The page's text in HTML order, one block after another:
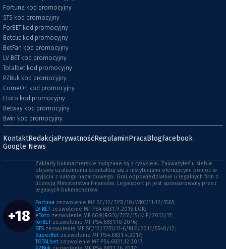
Fortuna kod promocyjny
STS kod promocyjny
ForBET kod promocyjny
Betclic kod promocyjny
BetFan kod promocyjny
LV BET kod promocyjny
Totalbet kod promocyjny
PZBuk kod promocyjny
ComeOn kod promocyjny
Etoto kod promocyjny
Betway kod promocyjny
Bwin kod promocyjny
KontaktRedakcjaPrywatnośćRegulaminPracaBlogFacebook
Google News
+18
Zakłady bukmacherskie związane są z ryzykiem. Zauważyłeś u siebie
objawy uzależnienia skontaktuj się z instytucjami oferującymi pomoc w
wyjściu z nałogu hazardowego. Graj odpowiedzialnie u legalnych firm z
licencją Ministerstwa Finansów. Legalsport.pl jest sponsorowany przez
legalnych bukmacherów.
Fortuna zezwolenie MF SC/12/7251/10/WKC/11-12/5565;
LV BET zezwolenie MF PS4.6831.9.2016.EQK;
eToto zezwolenie MF AG9(RG3)/7251/15/KLE/2013/17;
forBET zezwolenie MF PS4.6831.10.2016;
STS zezwolenie MF SC/12/7251/11-6/KLE/2011/5540/12;
SuperBet zezwolenie MF PS4.6831.4.2017;
TOTALbet zezwolenie MF PS4.6831.12.2017;